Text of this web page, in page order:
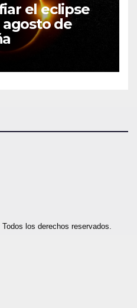
el eclipse
agosto de
los derechos reservados.